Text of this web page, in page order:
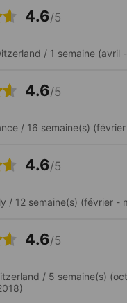
der Schule im
Bars, Cafés und
direkt vor
kulturellen Ausflügen
bis hin zu
Auch das Meet Up
Student*innen zum
hat mir sehr gut
4.6/5
/ 1 semaine (avril
4.6/5
/ 16 semaine(s)
4.6/5
/ 12 semaine(s) (février -
4.6/5
/ 5 semaine(s)